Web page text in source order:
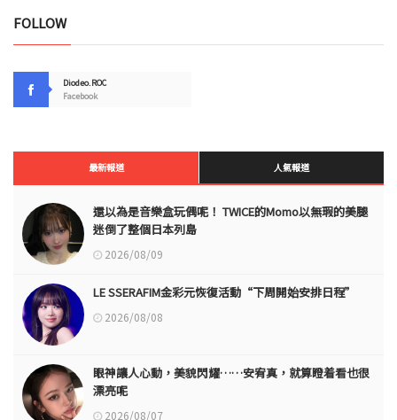
FOLLOW
Diodeo.ROC
Facebook
最新報道 人氣報道
還以為是音樂盒玩偶呢！ TWICE的Momo以無瑕的美腿
迷倒了整個日本列島
2026/08/09
LE SSERAFIM金彩元恢復活動“下周開始安排日程”
2026/08/08
眼神讓人心動，美貌閃耀……安宥真，就算瞪着看也很
漂亮呢
2026/08/07